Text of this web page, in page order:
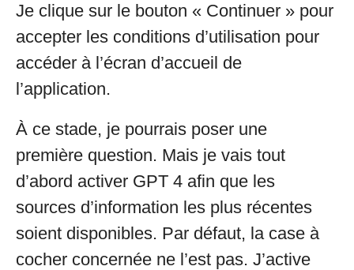
Je clique sur le bouton « Continuer » pour
accepter les conditions d’utilisation pour
accéder à l’écran d’accueil de
l’application.
À ce stade, je pourrais poser une
première question. Mais je vais tout
d’abord activer GPT 4 afin que les
sources d’information les plus récentes
soient disponibles. Par défaut, la case à
cocher concernée ne l’est pas. J’active